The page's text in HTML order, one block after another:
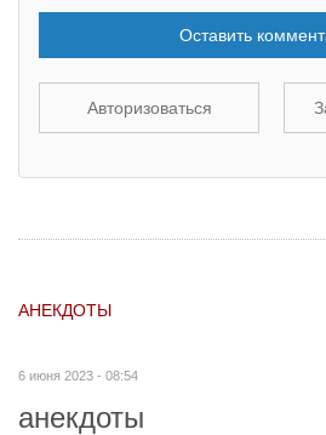
Оставить
Авторизоваться
АНЕКДОТЫ
6 июня 2023 - 08:54
анекдоты